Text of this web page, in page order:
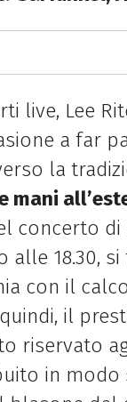
live, Lee
a far
la
mani
concerto di
alle 18.30, si
con il
il
riservato
in modo